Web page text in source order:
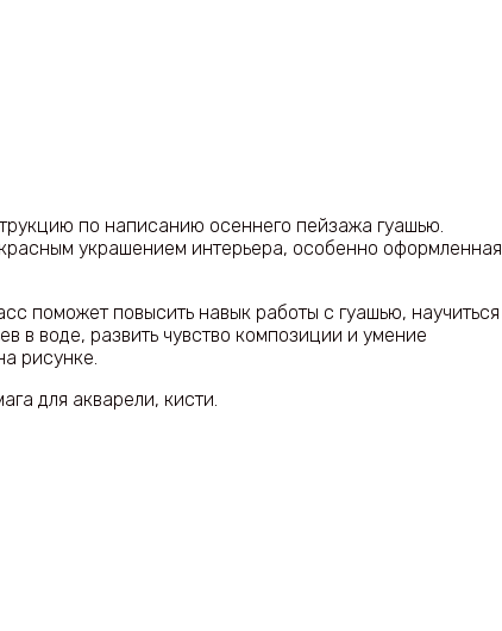
по написанию осеннего пейзажа гуашью.
украшением интерьера, особенно оформленная
поможет повысить навык работы с гуашью, научиться
в воде, развить чувство композиции и умение
рисунке.
для акварели, кисти.